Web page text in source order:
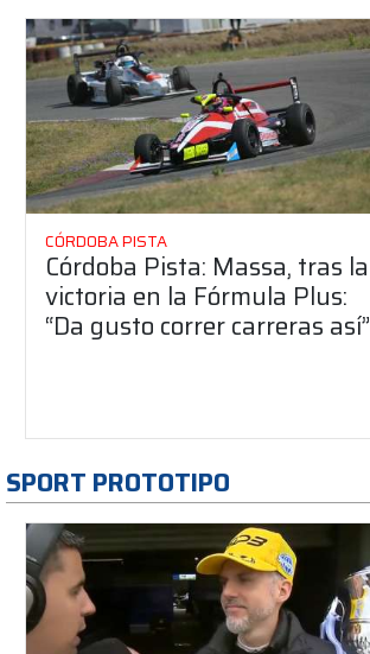
CÓRDOBA PISTA
Córdoba Pista: Massa, tras la
victoria en la Fórmula Plus:
“Da gusto correr carreras así”
SPORT PROTOTIPO